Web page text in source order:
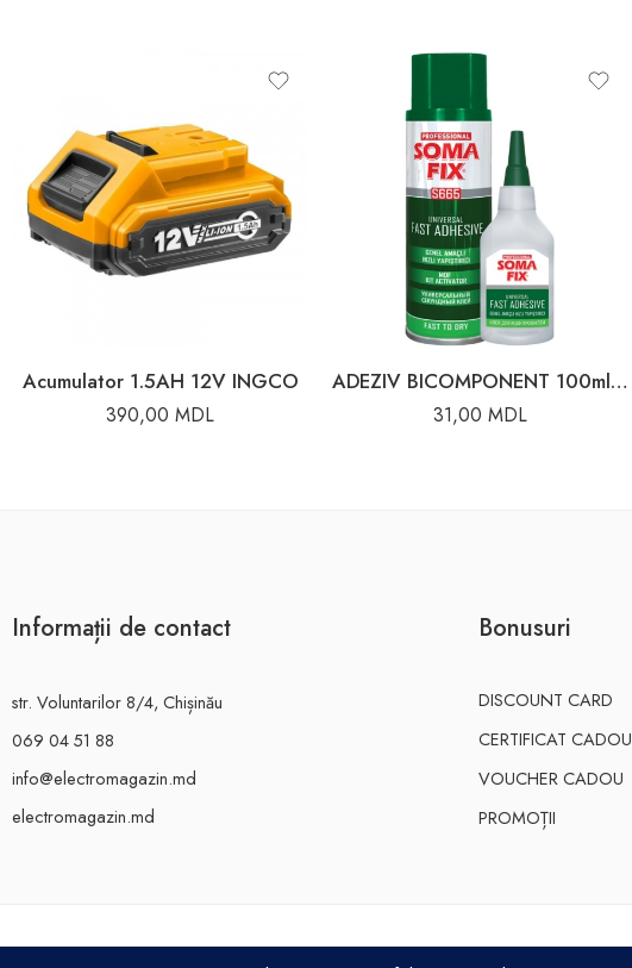
Acumulator 1.5AH 12V INGCO
390,00 MDL
ADEZIV BICOMPONENT 100ml ACTIVATOR 25g SOMAFIX 80058
31,00 MDL
Informații de contact
str. Voluntarilor 8/4, Chișinău
069 04 51 88
info@electromagazin.md
electromagazin.md
Bonusuri
DISCOUNT CARD
CERTIFICAT CADOU
VOUCHER CADOU
PROMOȚII
ELECTRO MAGAZIN SRL© 2026